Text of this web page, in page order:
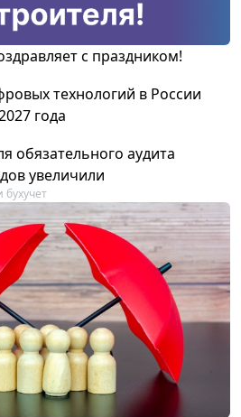
с праздником!
технологий в России
года
обязательного аудита
увеличили
бухучет